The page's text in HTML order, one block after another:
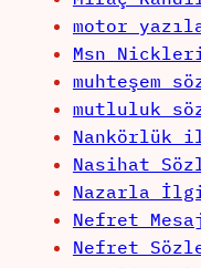
motor
Msn
muhteşem
mutluluk
Nasihat
Nazarla
Nefret
Nefret